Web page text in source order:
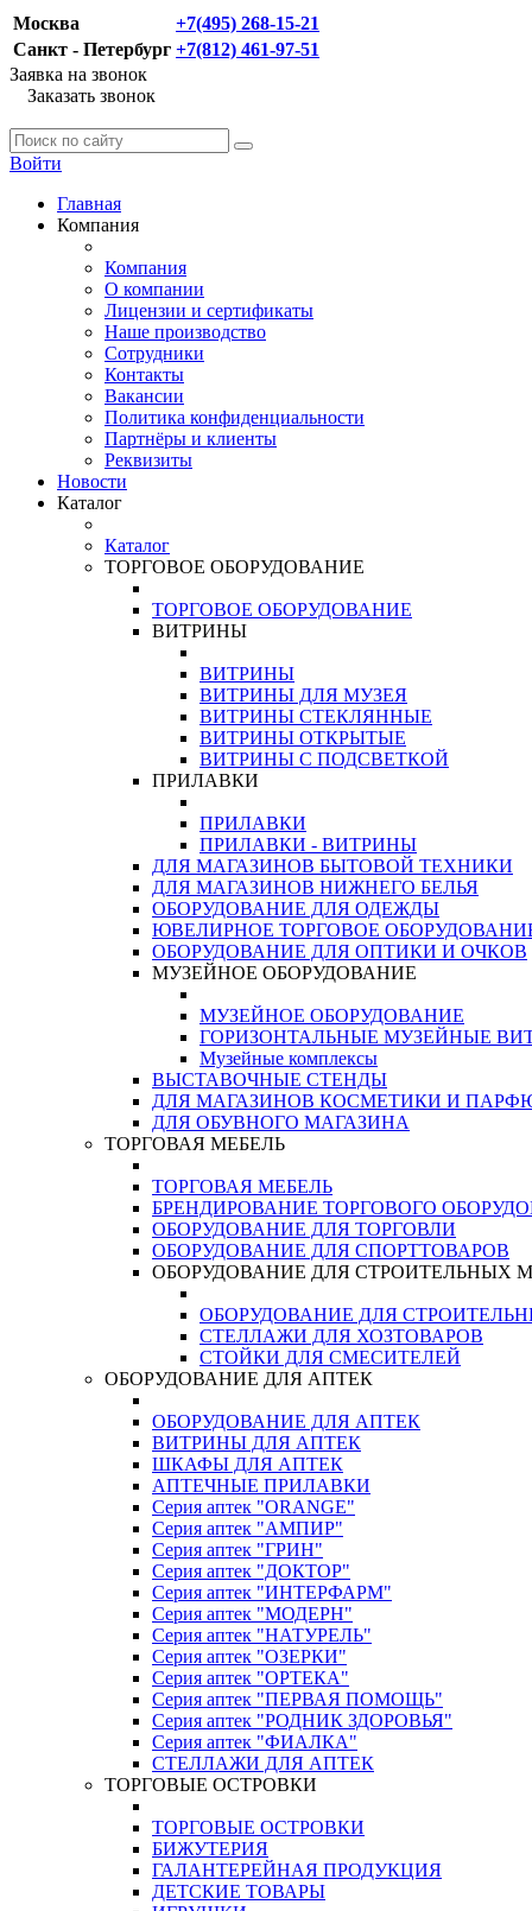
Москва
+7(495) 268-15-21
Санкт - Петербург +7(812) 461-97-51
Заявка на звонок
Заказать звонок
Войти
Главная
Компания
Компания
О компании
Лицензии и сертификаты
Наше производство
Сотрудники
Контакты
Вакансии
Политика конфиденциальности
Партнёры и клиенты
Реквизиты
Новости
Каталог
Каталог
ТОРГОВОЕ ОБОРУДОВАНИЕ
ТОРГОВОЕ ОБОРУДОВАНИЕ
ВИТРИНЫ
ВИТРИНЫ
ВИТРИНЫ ДЛЯ МУЗЕЯ
ВИТРИНЫ СТЕКЛЯННЫЕ
ВИТРИНЫ ОТКРЫТЫЕ
ВИТРИНЫ С ПОДСВЕТКОЙ
ПРИЛАВКИ
ПРИЛАВКИ
ПРИЛАВКИ - ВИТРИНЫ
ДЛЯ МАГАЗИНОВ БЫТОВОЙ ТЕХНИКИ
ДЛЯ МАГАЗИНОВ НИЖНЕГО БЕЛЬЯ
ОБОРУДОВАНИЕ ДЛЯ ОДЕЖДЫ
ЮВЕЛИРНОЕ ТОРГОВОЕ
ОБОРУДОВАНИЕ ДЛЯ ОПТИКИ И ОЧКОВ
МУЗЕЙНОЕ ОБОРУДОВАНИЕ
МУЗЕЙНОЕ ОБОРУДОВАНИЕ
ГОРИЗОНТАЛЬНЫЕ МУЗЕЙНЫЕ
Музейные комплексы
ВЫСТАВОЧНЫЕ СТЕНДЫ
ДЛЯ МАГАЗИНОВ КОСМЕТИКИ И
ДЛЯ ОБУВНОГО МАГАЗИНА
ТОРГОВАЯ МЕБЕЛЬ
ТОРГОВАЯ МЕБЕЛЬ
БРЕНДИРОВАНИЕ ТОРГОВОГО
ОБОРУДОВАНИЕ ДЛЯ ТОРГОВЛИ
ОБОРУДОВАНИЕ ДЛЯ СПОРТТОВАРОВ
ОБОРУДОВАНИЕ ДЛЯ СТРОИТЕЛЬНЫХ
ОБОРУДОВАНИЕ ДЛЯ
СТЕЛЛАЖИ ДЛЯ ХОЗТОВАРОВ
СТОЙКИ ДЛЯ СМЕСИТЕЛЕЙ
ОБОРУДОВАНИЕ ДЛЯ АПТЕК
ОБОРУДОВАНИЕ ДЛЯ АПТЕК
ВИТРИНЫ ДЛЯ АПТЕК
ШКАФЫ ДЛЯ АПТЕК
АПТЕЧНЫЕ ПРИЛАВКИ
Серия аптек "ORANGE"
Серия аптек "АМПИР"
Серия аптек "ГРИН"
Серия аптек "ДОКТОР"
Серия аптек "ИНТЕРФАРМ"
Серия аптек "МОДЕРН"
Серия аптек "НАТУРЕЛЬ"
Серия аптек "ОЗЕРКИ"
Серия аптек "ОРТЕКА"
Серия аптек "ПЕРВАЯ ПОМОЩЬ"
Серия аптек "РОДНИК ЗДОРОВЬЯ"
Серия аптек "ФИАЛКА"
СТЕЛЛАЖИ ДЛЯ АПТЕК
ТОРГОВЫЕ ОСТРОВКИ
ТОРГОВЫЕ ОСТРОВКИ
БИЖУТЕРИЯ
ГАЛАНТЕРЕЙНАЯ ПРОДУКЦИЯ
ДЕТСКИЕ ТОВАРЫ